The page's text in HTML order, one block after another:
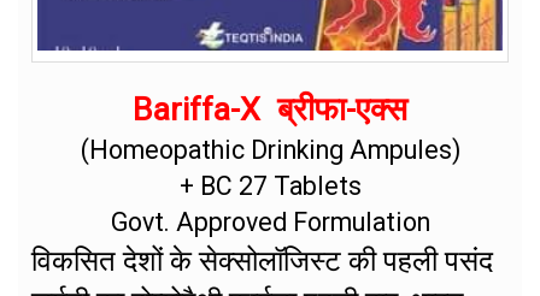
Bariffa-X ब्रीफा-एक्स
(Homeopathic Drinking Ampules)
+ BC 27 Tablets
Govt. Approved Formulation
विकसित देशों के सेक्सोलॉजिस्ट की पहली पसंद